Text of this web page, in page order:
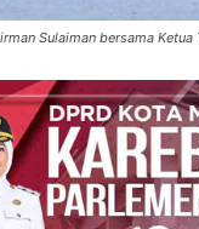
Sulaiman bersama Ketua